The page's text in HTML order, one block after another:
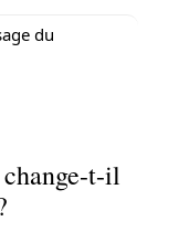
du
t-il